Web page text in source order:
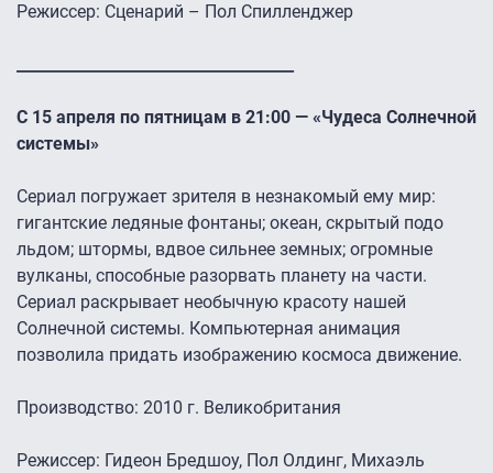
Режиссер: Сценарий – Пол Спилленджер
С 15 апреля по пятницам в 21:00 — «Чудеса Солнечной
системы»
Сериал погружает зрителя в незнакомый ему мир:
гигантские ледяные фонтаны; океан, скрытый подо
льдом; штормы, вдвое сильнее земных; огромные
вулканы, способные разорвать планету на части.
Сериал раскрывает необычную красоту нашей
Солнечной системы. Компьютерная анимация
позволила придать изображению космоса движение.
Производство: 2010 г. Великобритания
Режиссер: Гидеон Бредшоу, Пол Олдинг, Михаэль